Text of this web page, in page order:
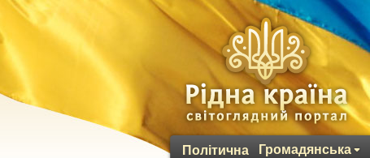
Політична Громадянська